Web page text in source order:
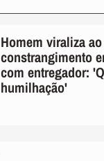
Homem viraliza
constrangimento
com entregador:
humilhação'